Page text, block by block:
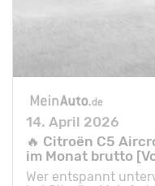
14. April 2026
🔥 Citroën C5
im Monat brutto
Wer entspannt